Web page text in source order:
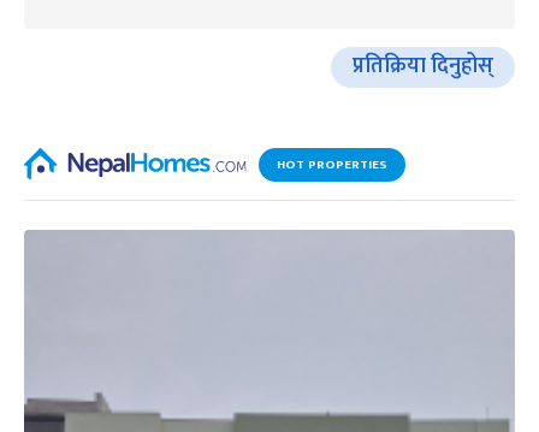
प्रतिक्रिया दिनुहोस्
HOT PROPERTIES